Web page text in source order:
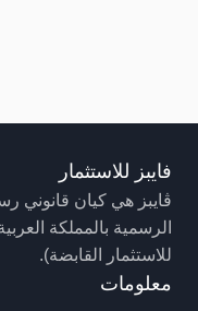
فايبز للاستثمار
ڤايبز هي كيان قانوني
الرسمية بالمملكة
للاستثمار القابضة).
معلومات